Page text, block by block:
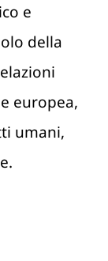
e
della
europea,
umani,